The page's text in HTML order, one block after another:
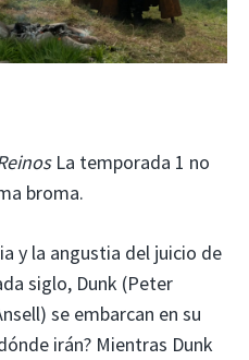
La temporada 1 no
broma.
y la angustia del juicio de
siglo, Dunk (Peter
se embarcan en su
irán? Mientras Dunk